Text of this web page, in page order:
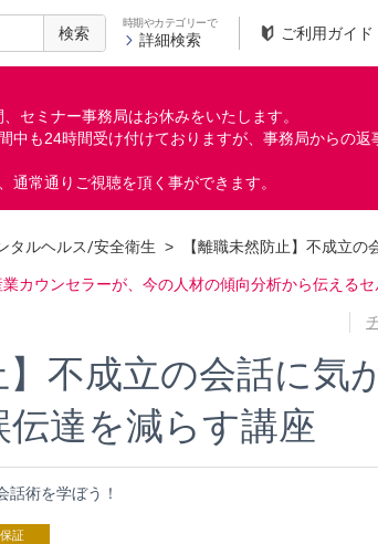
検索
時期やカテゴリーで
詳細検索 ご利用ガイド
セミナー事務局はお休みをいたします。
中も24時間受け付けておりますが、事務局からの
通常通りご視聴を頂く事ができます。
タルヘルス/安全衛生 > 【離職未然防止】不成立
カウンセラーが、今の人材の傾向分析から伝える
】不成立の会話に気
達を減らす講座
話術を学ぼう！
証